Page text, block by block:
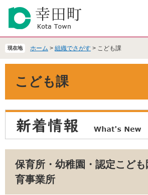
の
頭
ー
飛
本
文
現在地 ホーム > 組織でさがす > こども課
こども課
保育所・幼稚園・認定こど
育事業所